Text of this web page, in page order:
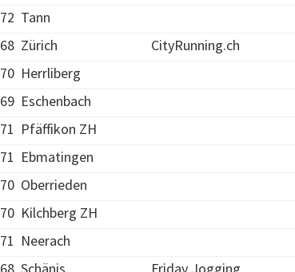
72 Tann
68 Zürich CityRunning.ch
70 Herrliberg
69 Eschenbach
71 Pfäffikon ZH
71 Ebmatingen
70 Oberrieden
70 Kilchberg ZH
71 Neerach